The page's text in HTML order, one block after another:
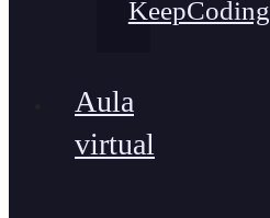
KeepCoding
Aula
virtual